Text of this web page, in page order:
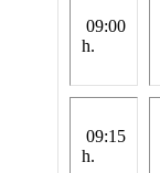
09:00
h.
09:15
h.